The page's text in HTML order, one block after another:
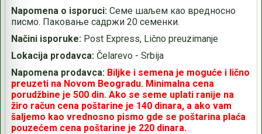
Napomena o isporuci: Семе шаљем као вредносно
писмо. Паковање садржи 20 семенки.
Načini isporuke: Post Express, Lično preuzimanje
Lokacija prodavca: Čelarevo - Srbija
Napomena prodavca: Biljke i semena je moguće i lično
preuzeti na Novom Beogradu. Minimalna cena
porudžbine je 500 din. Ako se seme uplati ranije na
žiro račun cena poštarine je 140 dinara, a ako vam
šaljemo kao vrednosno pismo gde se poštarina plaća
pouzećem cena poštarine je 220 dinara.